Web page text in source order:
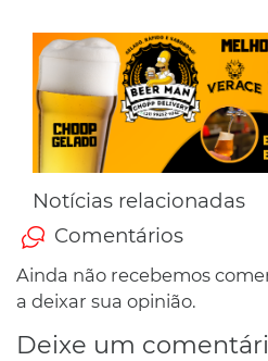
Notícias relacionadas
Comentários
Ainda não recebemos
a deixar sua opinião.
Deixe um